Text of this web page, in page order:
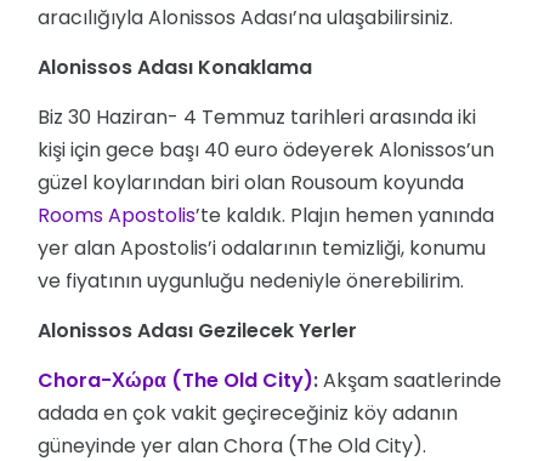
aracılığıyla Alonissos Adası’na ulaşabilirsiniz.
Alonissos Adası Konaklama
Biz 30 Haziran- 4 Temmuz tarihleri arasında iki
kişi için gece başı 40 euro ödeyerek Alonissos’un
güzel koylarından biri olan Rousoum koyunda
Rooms Apostolis’te kaldık. Plajın hemen yanında
yer alan Apostolis’i odalarının temizliği, konumu
ve fiyatının uygunluğu nedeniyle önerebilirim.
Alonissos Adası Gezilecek Yerler
Chora-Χώρα (The Old City):Akşam saatlerinde
adada en çok vakit geçireceğiniz köy adanın
güneyinde yer alan Chora (The Old City).